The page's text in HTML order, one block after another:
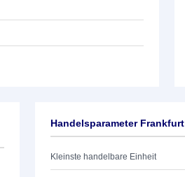
Handelsparameter Frankfurt
Kleinste handelbare Einheit